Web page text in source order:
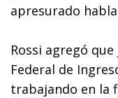
apresurado
Rossi agregó
Federal de
trabajando en la